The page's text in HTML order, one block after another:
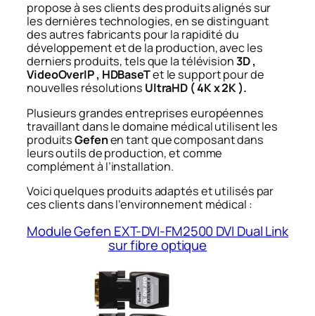
propose à ses clients des produits alignés sur
les dernières technologies, en se distinguant
des autres fabricants pour la rapidité du
développement et de la production, avec les
derniers produits, tels que la télévision3D ,
VideoOverIP , HDBaseTet le support pour de
nouvelles résolutions UltraHD ( 4K x 2K ).
Plusieurs grandes entreprises européennes
travaillant dans le domaine médical utilisent les
produitsGefenen tant que composant dans
leurs outils de production, et comme
complément à l’installation.
Voici quelques produits adaptés et utilisés par
ces clients dans l’environnement médical :
Module Gefen EXT-DVI-FM2500 DVI Dual Link
sur fibre optique